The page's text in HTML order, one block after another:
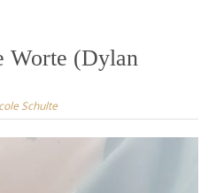
Worte (Dylan
Schulte